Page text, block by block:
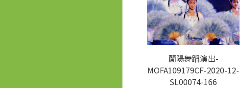
蘭陽舞蹈演出-
MOFA109179CF-2020-12-
SL00074-166